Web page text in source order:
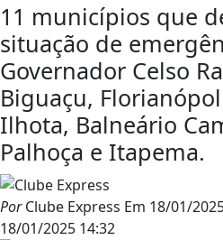
11 municípios que
situação de
Governador Celso
Biguaçu,
Ilhota, Balneário
Palhoça e Itapema.
PorClube Express Em 18/01/
18/01/2025 14:32